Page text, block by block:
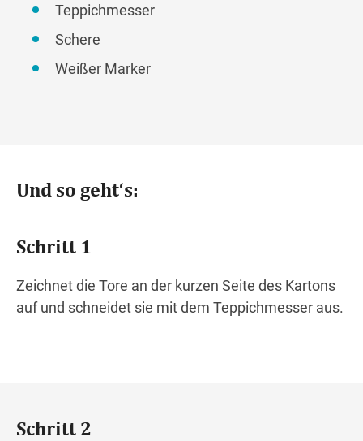
Teppichmesser
Schere
Weißer Marker
Und so geht‘s:
Schritt 1
Zeichnet die Tore an der kurzen Seite des Kartons
auf und schneidet sie mit dem Teppichmesser aus.
Schritt 2